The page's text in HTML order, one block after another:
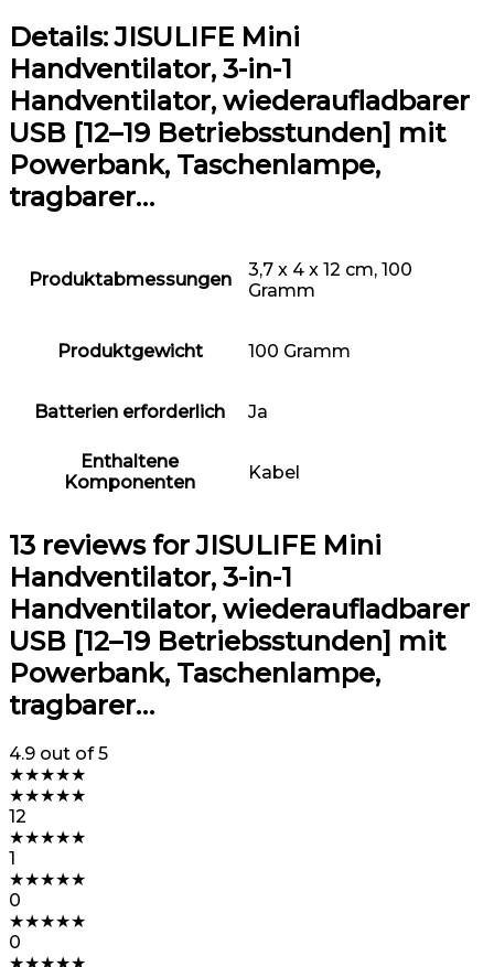
Details:JISULIFE Mini
Handventilator, 3-in-1
Handventilator, wiederaufladbarer
USB [12–19 Betriebsstunden] mit
Powerbank, Taschenlampe,
tragbarer…
Produktabmessungen
‎3,7 x 4 x 12 cm, 100
Gramm
Produktgewicht ‎100 Gramm
Batterien erforderlich ‎Ja
Enthaltene
Komponenten
‎Kabel
13 reviews forJISULIFE Mini
Handventilator, 3-in-1
Handventilator, wiederaufladbarer
USB [12–19 Betriebsstunden] mit
Powerbank, Taschenlampe,
tragbarer…
4.9 out of 5
★★★★★
★★★★★
12
★★★★★
1
★★★★★
0
★★★★★
0
★★★★★